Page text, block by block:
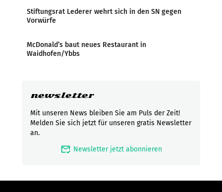
Stiftungsrat Lederer wehrt sich in den SN gegen
Vorwürfe
McDonald’s baut neues Restaurant in
Waidhofen/Ybbs
newsletter
Mit unseren News bleiben Sie am Puls der Zeit!
Melden Sie sich jetzt für unseren gratis Newsletter
an.
mark_email_read Newsletter jetzt abonnieren